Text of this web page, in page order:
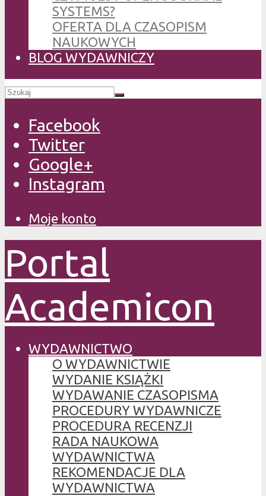
SYSTEMS?
OFERTA DLA CZASOPISM
NAUKOWYCH
BLOG WYDAWNICZY
Facebook
Twitter
Google+
Instagram
Moje konto
Portal
Academicon
WYDAWNICTWO
O WYDAWNICTWIE
WYDANIE KSIĄŻKI
WYDAWANIE CZASOPISMA
PROCEDURY WYDAWNICZE
PROCEDURA RECENZJI
RADA NAUKOWA
WYDAWNICTWA
REKOMENDACJE DLA
WYDAWNICTWA